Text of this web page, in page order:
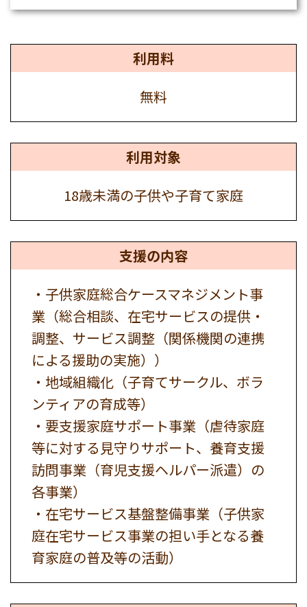
利用料
無料
利用対象
18歳未満の子供や子育て家庭
支援の内容
・子供家庭総合ケースマネジメント事
業（総合相談、在宅サービスの提供・
調整、サービス調整（関係機関の連携
による援助の実施））
・地域組織化（子育てサークル、ボラ
ンティアの育成等）
・要支援家庭サポート事業（虐待家庭
等に対する見守りサポート、養育支援
訪問事業（育児支援ヘルパー派遣）の
各事業）
・在宅サービス基盤整備事業（子供家
庭在宅サービス事業の担い手となる養
育家庭の普及等の活動）